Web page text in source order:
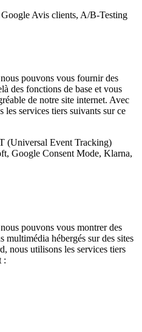
Avis clients, A/B-Testing
pouvons vous fournir des
des fonctions de base et vous
de notre site internet. Avec
les services tiers suivants sur ce
(Universal Event Tracking)
Google Consent Mode, Klarna,
pouvons vous montrer des
multimédia hébergés sur des sites
nous utilisons les services tiers
: